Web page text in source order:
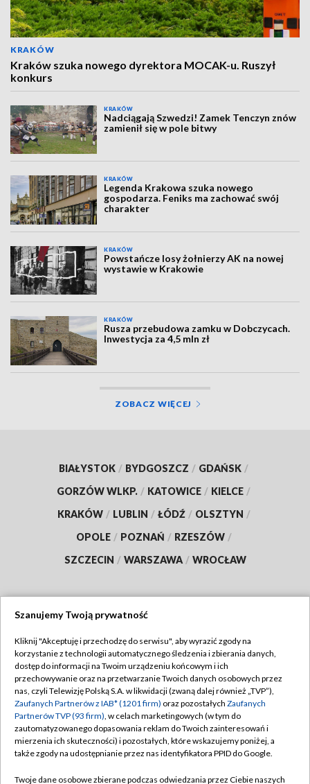
KRAKÓW
Kraków szuka nowego dyrektora MOCAK-u. Ruszył
konkurs
KRAKÓW
Nadciągają Szwedzi! Zamek Tenczyn znów
zamienił się w pole bitwy
KRAKÓW
Legenda Krakowa szuka nowego
gospodarza. Feniks ma zachować swój
charakter
KRAKÓW
Powstańcze losy żołnierzy AK na nowej
wystawie w Krakowie
KRAKÓW
Rusza przebudowa zamku w Dobczycach.
Inwestycja za 4,5 mln zł
ZOBACZ WIĘCEJ
BIAŁYSTOK / BYDGOSZCZ / GDAŃSK /
GORZÓW WLKP. / KATOWICE / KIELCE /
KRAKÓW / LUBLIN / ŁÓDŹ / OLSZTYN /
OPOLE / POZNAŃ / RZESZÓW /
SZCZECIN / WARSZAWA / WROCŁAW
TVP
Abonament TVP
Emisja w TVP
Centrum informacji TVP
Naziemna Telewizja Cyfrowa
Regulamin TVP
Polityka prywatności
Moje zgody
Pomoc
Szanujemy Twoją prywatność
Kliknij "Akceptuję i przechodzę do serwisu", aby wyrazić zgody na
korzystanie z technologii automatycznego śledzenia i zbierania danych,
dostęp do informacji na Twoim urządzeniu końcowym i ich
przechowywanie oraz na przetwarzanie Twoich danych osobowych przez
nas, czyli Telewizję Polską S.A. w likwidacji (zwaną dalej również „TVP”),
Zaufanych Partnerów z IAB* (1201 firm) oraz pozostałych Zaufanych
Partnerów TVP (93 firm), w celach marketingowych (w tym do
zautomatyzowanego dopasowania reklam do Twoich zainteresowań i
mierzenia ich skuteczności) i pozostałych, które wskazujemy poniżej, a
także zgody na udostępnianie przez nas identyfikatora PPID do Google.
Twoje dane osobowe zbierane podczas odwiedzania przez Ciebie naszych